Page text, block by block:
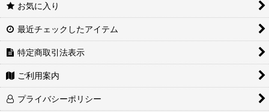
お気に入り
最近チェックしたアイテム
特定商取引法表示
ご利用案内
プライバシーポリシー